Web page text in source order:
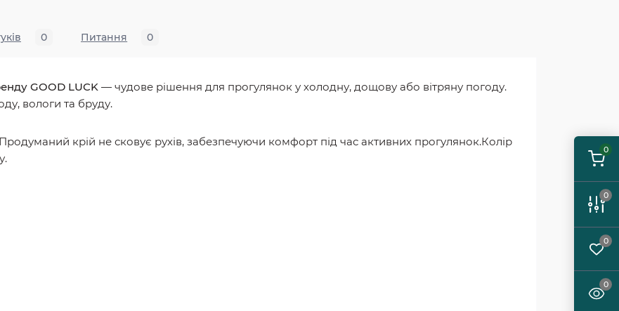
0
0
0
0
0 Питання 0
GOOD LUCK — чудове рішення для прогулянок у холодну, дощову або вітряну погоду.
вологи та бруду.
крій не сковує рухів, забезпечуючи комфорт під час активних прогулянок.Колір